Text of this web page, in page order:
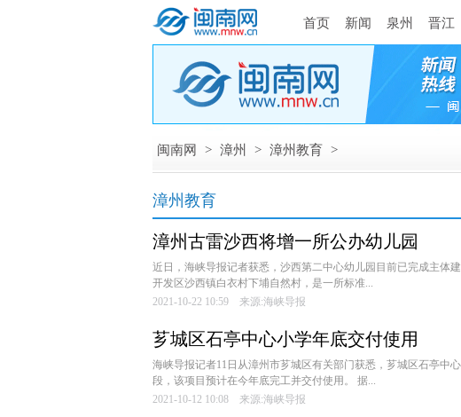
首页 新闻 泉州 晋江
闽南网 > 漳州 > 漳州教育 >
漳州教育
漳州古雷沙西将增一所公办幼儿园
近日，海峡导报记者获悉，沙西第二中心幼儿园目前已完成主体
开发区沙西镇白衣村下埔自然村，是一所标准...
2021-10-22 10:59 来源:海峡导报
芗城区石亭中心小学年底交付使用
海峡导报记者11日从漳州市芗城区有关部门获悉，芗城区石亭中
段，该项目预计在今年底完工并交付使用。 据...
2021-10-12 10:08 来源:海峡导报